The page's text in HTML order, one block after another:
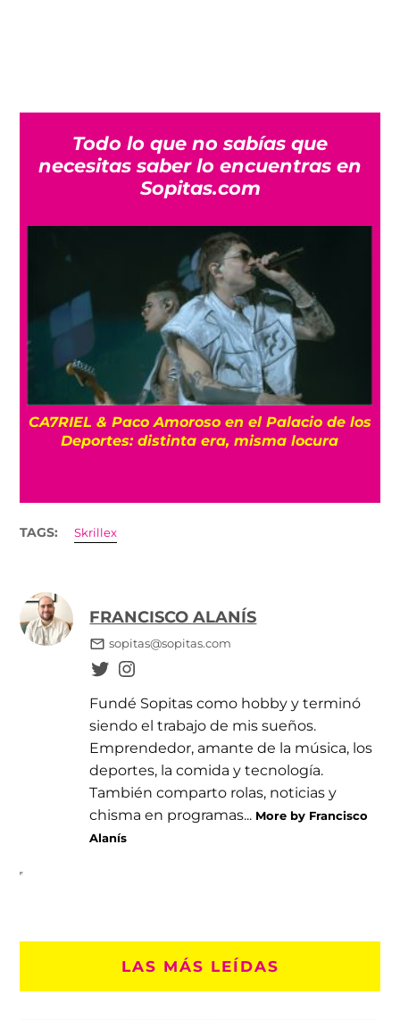
Todo lo que no sabías que
necesitas saber lo encuentras en
Sopitas.com
CA7RIEL & Paco Amoroso en el Palacio de los
Deportes: distinta era, misma locura
TAGS: Skrillex
FRANCISCO ALANÍS
sopitas@sopitas.com
Fundé Sopitas como hobby y terminó
siendo el trabajo de mis sueños.
Emprendedor, amante de la música, los
deportes, la comida y tecnología.
También comparto rolas, noticias y
chisma en programas... More by Francisco
Alanís
LAS MÁS LEÍDAS